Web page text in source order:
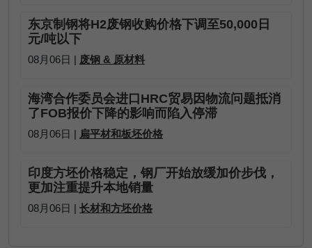
东京制钢将H2废钢收购价格下调至50,000日
元/吨以下
08月06日 | 废钢 & 原材料
海湾合作委员会进口HRC贸易因物流问题抵消
了FOB报价下降的影响而陷入停滞
08月06日 | 扁平材和板坯价格
印度方坯价格稳定，钢厂开始放缓加价步伐，
更加注重提升本地销量
08月06日 | 长材和方坯价格